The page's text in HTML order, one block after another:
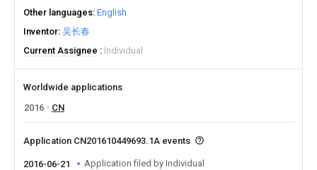
Other languages English
Inventor 吴长春
Current Assignee
Individual
Worldwide applications
2016
CN
Application CN201610449693.1A events
2016-06-21 Application filed by Individual